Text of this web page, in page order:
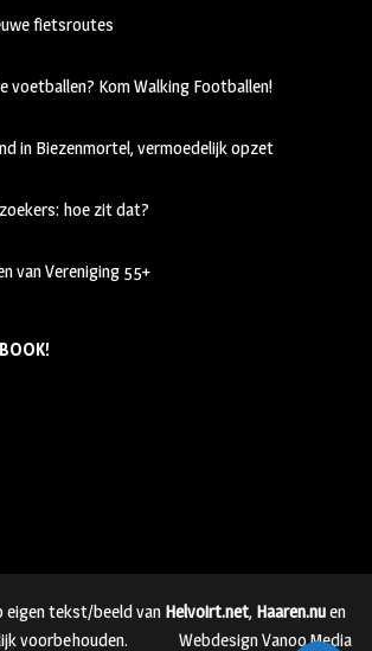
fietsroutes
voetballen? Kom Walking Footballen!
in Biezenmortel, vermoedelijk opzet
hoe zit dat?
van Vereniging 55+
tekst/beeld van Helvoirt.net, Haaren.nuen
voorbehouden. Webdesign Vanoo Media